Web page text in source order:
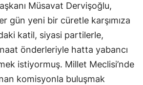
Müsavat Dervişoğlu,
gün yeni bir cüretle karşımıza
katil, siyasi partilerle,
önderleriyle hatta yabancı
istiyormuş. Millet Meclisi’nde
komisyonla buluşmak